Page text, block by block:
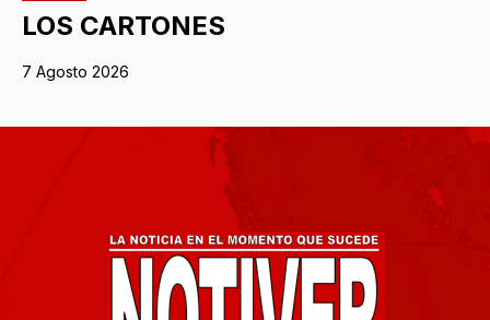
LOS CARTONES
7 Agosto 2026